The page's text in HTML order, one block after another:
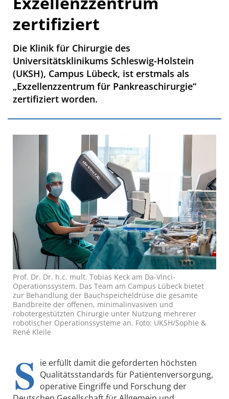
zertifiziert
Die Klinik für Chirurgie des
Universitätsklinikums Schleswig-Holstein
(UKSH), Campus Lübeck, ist erstmals als
„Exzellenzzentrum für Pankreaschirurgie“
zertifiziert worden.
Prof. Dr. Dr. h.c. mult. Tobias Keck am Da-Vinci-
Operationssystem. Das Team am Campus Lübeck bietet
zur Behandlung der Bauchspeicheldrüse die gesamte
Bandbreite der offenen, minimalinvasiven und
robotergestützten Chirurgie unter Nutzung mehrerer
robotischer Operationssysteme an. Foto: UKSH/Sophie &
René Kleile
S ie erfüllt damit die geforderten höchsten
Qualitätsstandards für Patientenversorgung,
operative Eingriffe und Forschung der